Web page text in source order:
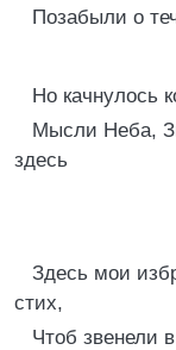
Позабыли о
Но качнулось
Мысли Неба,
здесь
в
Здесь мои
стих,
Чтоб звенели